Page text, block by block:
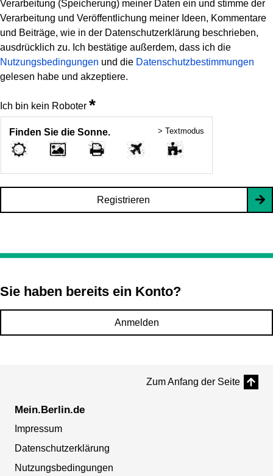
Verarbeitung (Speicherung) meiner Daten ein und stimme der
Verarbeitung und Veröffentlichung meiner Ideen, Kommentare
und Beiträge, wie in der Datenschutzerklärung beschrieben,
ausdrücklich zu. Ich bestätige außerdem, dass ich die
Nutzungsbedingungen und die Datenschutzbestimmungen
gelesen habe und akzeptiere.
Ich bin kein Roboter *
Finden Sie die Sonne. > Textmodus
Registrieren
Sie haben bereits ein Konto?
Anmelden
Zum Anfang der Seite
Mein.Berlin.de
Impressum
Datenschutzerklärung
Nutzungsbedingungen